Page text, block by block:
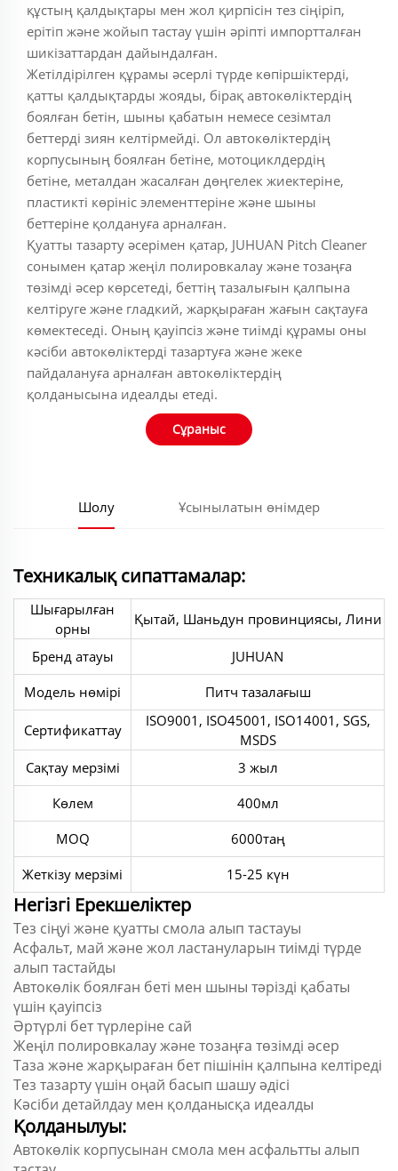
құстың қалдықтары мен жол қирпісін тез сіңіріп,
ерітіп және жойып тастау үшін әріпті импортталған
шикізаттардан дайындалған.
Жетілдірілген құрамы әсерлі түрде көпіршіктерді,
қатты қалдықтарды жояды, бірақ автокөліктердің
боялған бетін, шыны қабатын немесе сезімтал
беттерді зиян келтірмейді. Ол автокөліктердің
корпусының боялған бетіне, мотоциклдердің
бетіне, металдан жасалған дөңгелек жиектеріне,
пластикті көрініс элементтеріне және шыны
беттеріне қолдануға арналған.
Қуатты тазарту әсерімен қатар, JUHUAN Pitch Cleaner
сонымен қатар жеңіл полировкалау және тозаңға
төзімді әсер көрсетеді, беттің тазалығын қалпына
келтіруге және гладкий, жарқыраған жағын сақтауға
көмектеседі. Оның қауіпсіз және тиімді құрамы оны
кәсіби автокөліктерді тазартуға және жеке
пайдалануға арналған автокөліктердің
қолданысына идеалды етеді.
Сұраныс
Шолу Ұсынылатын өнімдер
Техникалық сипаттамалар:
Шығарылған
орны
Қытай, Шаньдун провинциясы, Лини
Бренд атауы
JUHUAN
Модель нөмірі
Питч тазалағыш
Сертификаттау
ISO9001, ISO45001, ISO14001, SGS,
MSDS
Сақтау мерзімі
3 жыл
Көлем
400мл
MOQ
6000таң
Жеткізу мерзімі
15-25 күн
Негізгі Ерекшеліктер
Тез сіңуі және қуатты смола алып тастауы
Асфальт, май және жол ластануларын тиімді түрде
алып тастайды
Автокөлік боялған беті мен шыны тәрізді қабаты
үшін қауіпсіз
Әртүрлі бет түрлеріне сай
Жеңіл полировкалау және тозаңға төзімді әсер
Таза және жарқыраған бет пішінін қалпына келтіреді
Тез тазарту үшін оңай басып шашу әдісі
Кәсіби детайлдау мен қолданысқа идеалды
Қолданылуы:
Автокөлік корпусынан смола мен асфальтты алып